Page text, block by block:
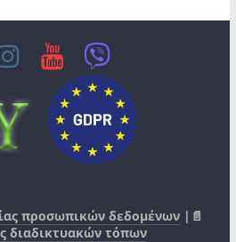
προσωπικών δεδομένων |📄
διαδικτυακών τόπων